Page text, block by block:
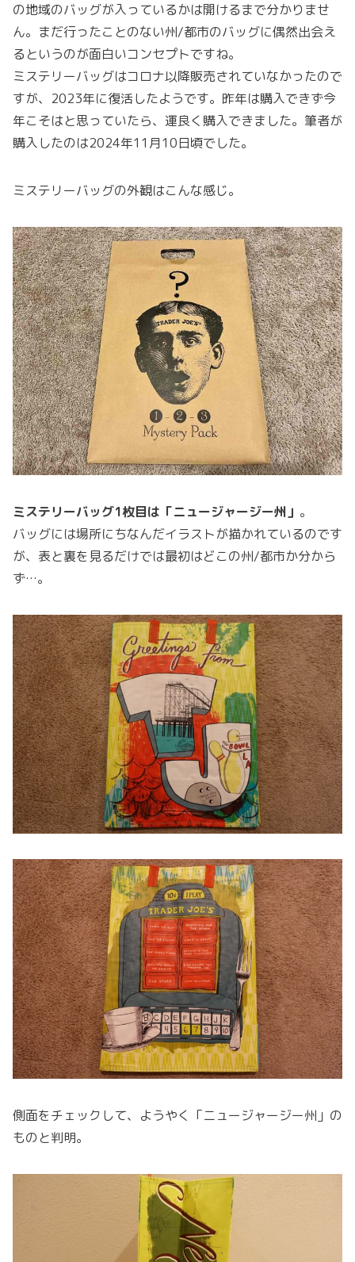
の地域のバッグが入っているかは開けるまで分かりませ
ん。まだ行ったことのない州/都市のバッグに偶然出会え
るというのが面白いコンセプトですね。
ミステリーバッグはコロナ以降販売されていなかったので
すが、2023年に復活したようです。昨年は購入できず今
年こそはと思っていたら、運良く購入できました。筆者が
購入したのは2024年11月10日頃でした。
ミステリーバッグの外観はこんな感じ。
ミステリーバッグ1枚目は「ニュージャージー州」 。
バッグには場所にちなんだイラストが描かれているのです
が、表と裏を見るだけでは最初はどこの州/都市か分から
ず…。
側面をチェックして、ようやく「ニュージャージー州」の
ものと判明。